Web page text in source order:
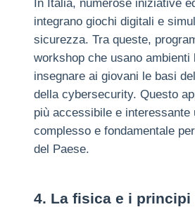
In Italia, numerose iniziative
integrano giochi digitali e
sicurezza. Tra queste,
workshop che usano ambienti
insegnare ai giovani le basi
della cybersecurity. Questo
più accessibile e interessante
complesso e fondamentale
del Paese.
4. La fisica e i principi